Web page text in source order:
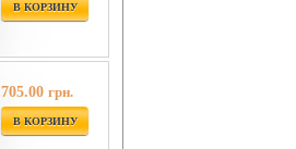
В КОРЗИНУ
705.00 грн.
В КОРЗИНУ